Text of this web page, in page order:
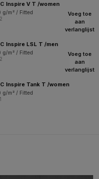
Inspire V T /women
g/m² / Fitted
Voeg toe
aan
verlanglijst
Inspire LSL T /men
g/m² / Fitted
Voeg toe
aan
verlanglijst
Inspire Tank T /women
g/m² / Fitted